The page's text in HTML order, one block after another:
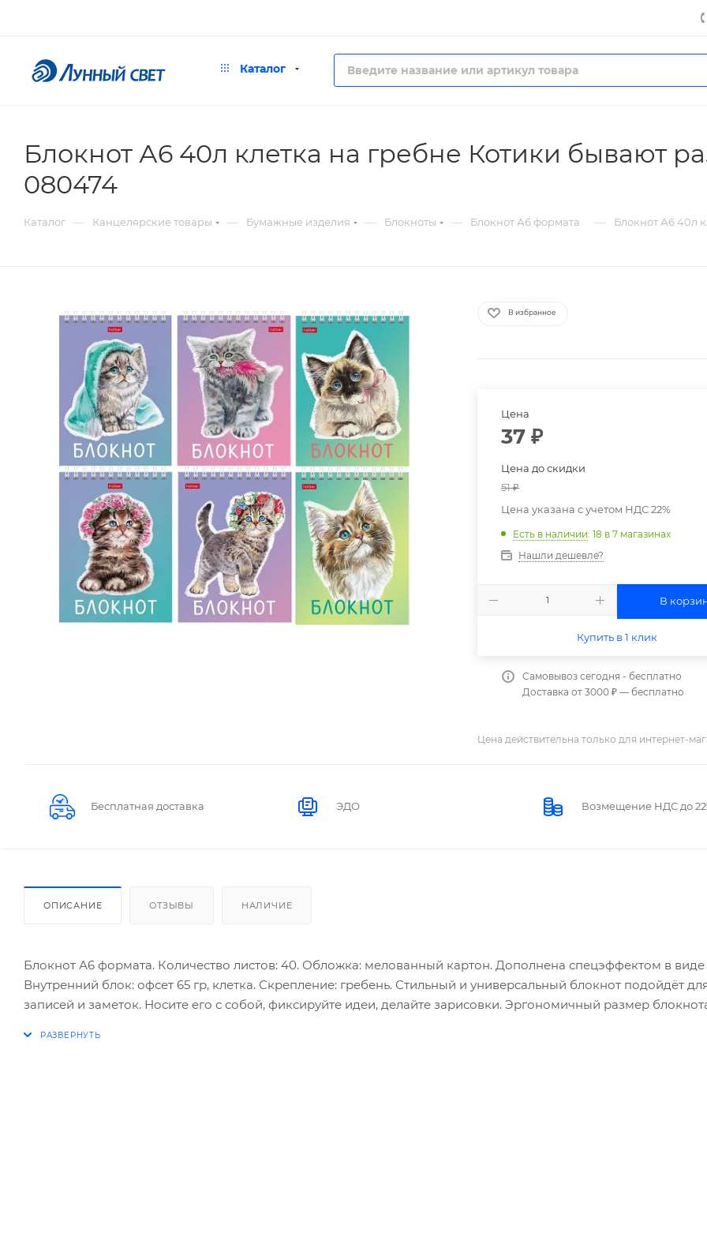
Каталог
Блокнот А6 40л клетка на гребне Котики бывают
080474
Каталог — Канцелярские товары — Бумажные изделия — Блокноты — Блокнот А6 формата — Блокнот А6 40л
В избранное
Цена
37 ₽
Цена до скидки
51₽
Цена указана с учетом НДС 22%
Есть в наличии: 18 в 7 магазинах
Нашли дешевле?
В
Купить в 1 клик
Самовывоз сегодня - бесплатно
Доставка от 3000 ₽ — бесплатно
Цена действительна только для интернет-
Бесплатная доставка ЭДО Возмещение НДС до
ОПИСАНИЕ ОТЗЫВЫ НАЛИЧИЕ
Блокнот А6 формата. Количество листов: 40. Обложка: мелованный картон. Дополнена спецэффектом в
Внутренний блок: офсет 65 гр, клетка. Скрепление: гребень. Стильный и универсальный блокнот подойдёт
записей и заметок. Носите его с собой, фиксируйте идеи, делайте зарисовки. Эргономичный размер